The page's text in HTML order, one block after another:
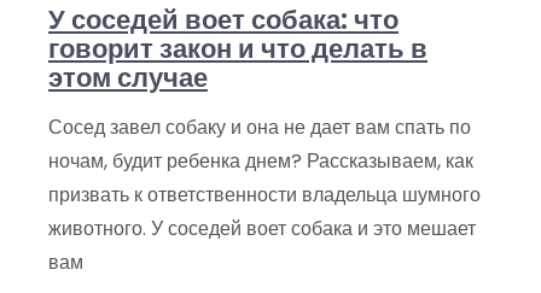
У соседей воет собака: что
говорит закон и что делать в
этом случае
Сосед завел собаку и она не дает вам спать по
ночам, будит ребенка днем? Рассказываем, как
призвать к ответственности владельца шумного
животного. У соседей воет собака и это мешает
вам